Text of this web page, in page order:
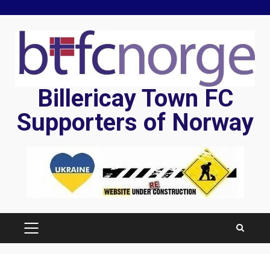
content
Billericay Town FC
Supporters of Norway
PRIMARY
MENU